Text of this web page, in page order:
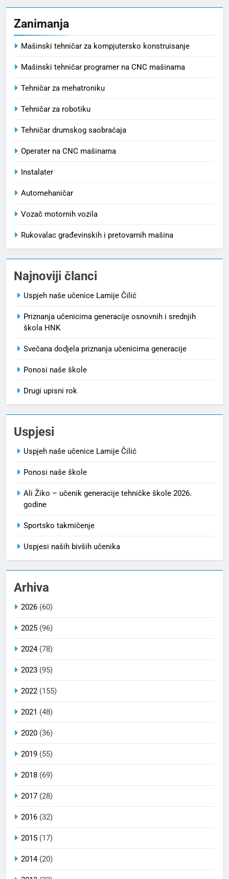
Zanimanja
Mašinski tehničar za kompjutersko konstruisanje
Mašinski tehničar programer na CNC mašinama
Tehničar za mehatroniku
Tehničar za robotiku
Tehničar drumskog saobraćaja
Operater na CNC mašinama
Instalater
Automehaničar
Vozač motornih vozila
Rukovalac građevinskih i pretovarnih mašina
Najnoviji članci
Uspjeh naše učenice Lamije Čilić
Priznanja učenicima generacije osnovnih i srednjih
škola HNK
Svečana dodjela priznanja učenicima generacije
Ponosi naše škole
Drugi upisni rok
Uspjesi
Uspjeh naše učenice Lamije Čilić
Ponosi naše škole
Ali Žiko – učenik generacije tehničke škole 2026.
godine
Sportsko takmičenje
Uspjesi naših bivših učenika
Arhiva
2026 (60)
2025 (96)
2024(78)
2023 (95)
2022 (155)
2021 (48)
2020 (36)
2019 (55)
2018 (69)
2017 (28)
2016 (32)
2015 (17)
2014(20)